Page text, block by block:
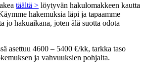
täältä > löytyvän hakulomakkeen kautta
hakemuksia läpi ja tapaamme
jo hakuaikana, joten älä suotta odota
asettuu 4600 – 5400 €/kk, tarkka taso
ja vahvuuksien pohjalta.